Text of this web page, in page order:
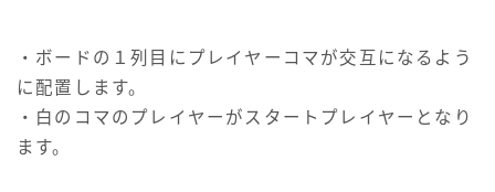
・ボードの１列目にプレイヤーコマが交互になるよう
に配置します。
・白のコマのプレイヤーがスタートプレイヤーとなり
ます。